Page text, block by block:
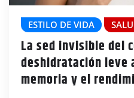
ESTILO DE VIDA
La sed invisible del
deshidratación leve
memoria y el